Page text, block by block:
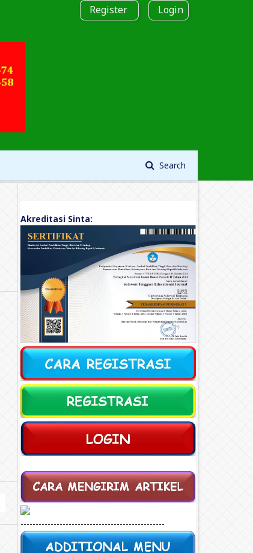
Search
Register Login
Akreditasi Sinta:
------------------------------------------------